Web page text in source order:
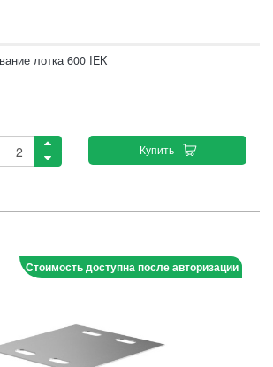
лотка 600 IEK
Купить
Стоимость доступна после авторизации